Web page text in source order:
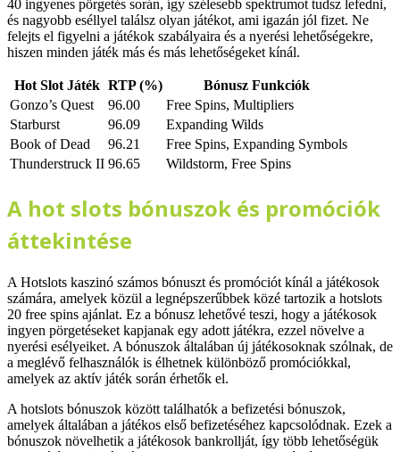
40 ingyenes pörgetés során, így szélesebb spektrumot tudsz lefedni,
és nagyobb eséllyel találsz olyan játékot, ami igazán jól fizet. Ne
felejts el figyelni a játékok szabályaira és a nyerési lehetőségekre,
hiszen minden játék más és más lehetőségeket kínál.
Hot Slot Játék RTP (%)
Bónusz Funkciók
Gonzo’s Quest
96.00
Free Spins, Multipliers
Starburst
96.09
Expanding Wilds
Book of Dead
96.21
Free Spins, Expanding Symbols
Thunderstruck II 96.65 Wildstorm, Free Spins
A hot slots bónuszok és promóciók
áttekintése
A Hotslots kaszinó számos bónuszt és promóciót kínál a játékosok
számára, amelyek közül a legnépszerűbbek közé tartozik a hotslots
20 free spins ajánlat. Ez a bónusz lehetővé teszi, hogy a játékosok
ingyen pörgetéseket kapjanak egy adott játékra, ezzel növelve a
nyerési esélyeiket. A bónuszok általában új játékosoknak szólnak, de
a meglévő felhasználók is élhetnek különböző promóciókkal,
amelyek az aktív játék során érhetők el.
A hotslots bónuszok között találhatók a befizetési bónuszok,
amelyek általában a játékos első befizetéséhez kapcsolódnak. Ezek a
bónuszok növelhetik a játékosok bankrollját, így több lehetőségük